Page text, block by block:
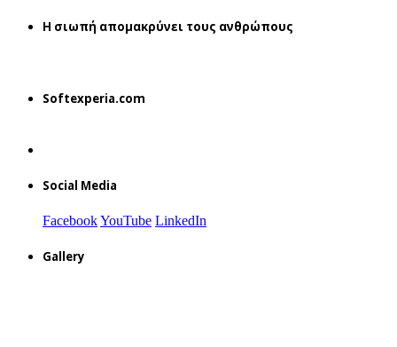
H σιωπή απομακρύνει τους ανθρώπους
Softexperia.com
Social Media
FacebookYouTube LinkedIn
Gallery